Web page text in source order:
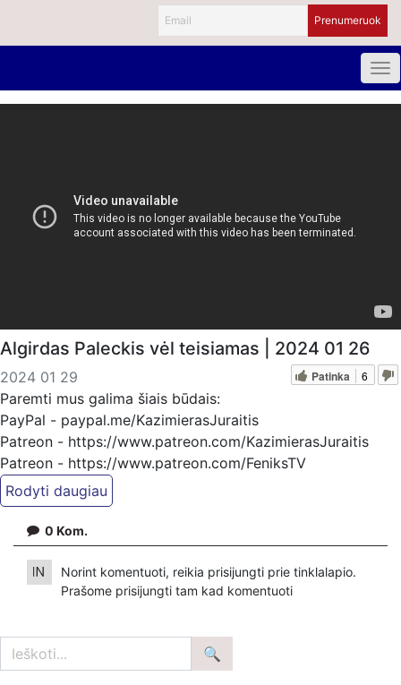
Algirdas Paleckis vėl teisiamas | 2024 01 26
2024 01 29 Patinka 6
Paremti mus galima šiais būdais:
PayPal - paypal.me/KazimierasJuraitis
Patreon - https://www.patreon.com/KazimierasJuraitis
Patreon - https://www.patreon.com/FeniksTV
Bankiniu pavedimu - Gavėjas - Kazimieras Juraitis,
Bankas MONESE, SWIFT (BIC) kodas PESOBEB1
0 Kom.
Norint komentuoti, reikia prisijungti prie tinklalapio.
Prašome prisijungti tam kad komentuoti